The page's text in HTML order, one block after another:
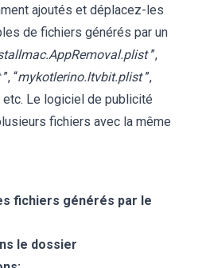
ajoutés et déplacez-les
de fichiers générés par un
”,
”, “mykotlerino.ltvbit.plist ”,
etc. Le logiciel de publicité
fichiers avec la même
fichiers générés par le
le dossier